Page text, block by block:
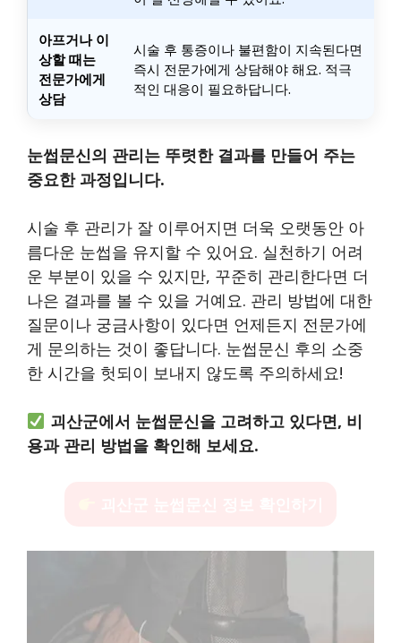
아프거나 이
상할 때는
전문가에게
상담
시술 후 통증이나 불편함이 지속된다면
즉시 전문가에게 상담해야 해요. 적극
적인 대응이 필요하답니다.
눈썹문신의 관리는 뚜렷한 결과를 만들어 주는
중요한 과정입니다.
시술 후 관리가 잘 이루어지면 더욱 오랫동안 아
름다운 눈썹을 유지할 수 있어요. 실천하기 어려
운 부분이 있을 수 있지만, 꾸준히 관리한다면 더
나은 결과를 볼 수 있을 거예요. 관리 방법에 대한
질문이나 궁금사항이 있다면 언제든지 전문가에
게 문의하는 것이 좋답니다. 눈썹문신 후의 소중
한 시간을 헛되이 보내지 않도록 주의하세요!
괴산군에서 눈썹문신을 고려하고 있다면, 비
용과 관리 방법을 확인해 보세요.